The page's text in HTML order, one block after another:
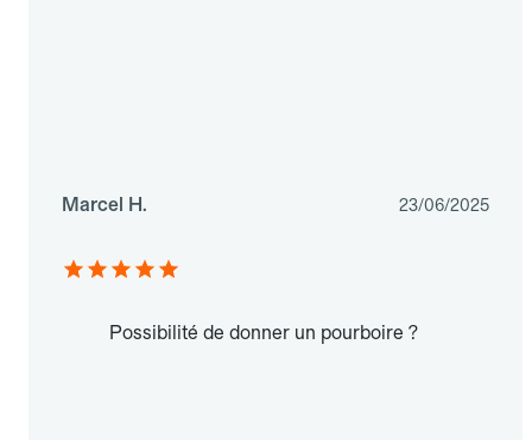
Marcel H. 23/06/2025
Possibilité de donner un pourboire ?